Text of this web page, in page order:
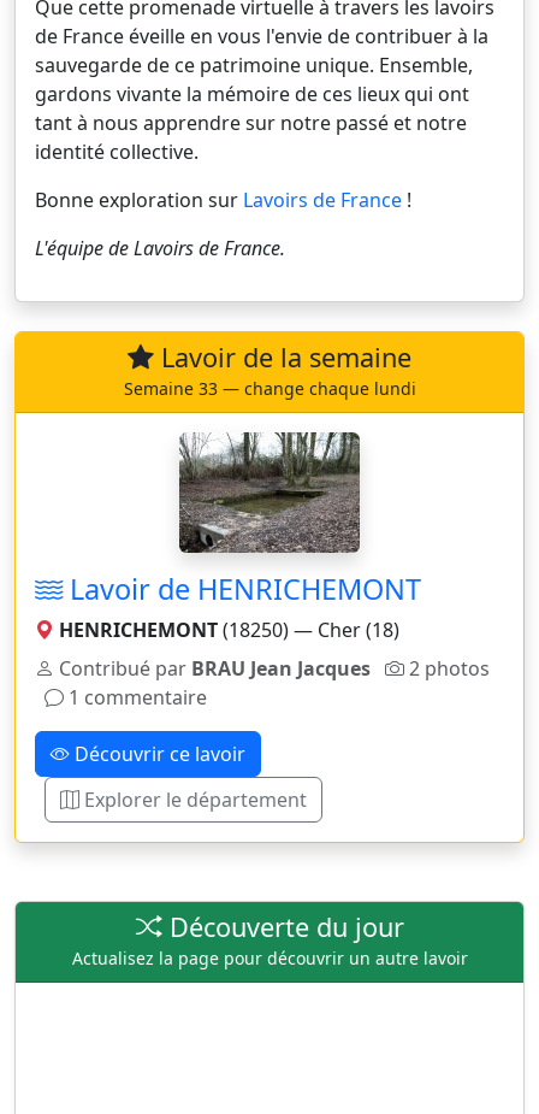
Que cette promenade virtuelle à travers les lavoirs
de France éveille en vous l'envie de contribuer à la
sauvegarde de ce patrimoine unique. Ensemble,
gardons vivante la mémoire de ces lieux qui ont
tant à nous apprendre sur notre passé et notre
identité collective.
Bonne exploration sur Lavoirs de France !
L'équipe deLavoirs de France.
Lavoir de la semaine
Semaine 33 — change chaque lundi
Lavoir de HENRICHEMONT
HENRICHEMONT(18250) — Cher (18)
Contribué par BRAU Jean Jacques
2 photos
1 commentaire
Découvrir ce lavoir
Explorer le département
Découverte du jour
Actualisez la page pour découvrir un autre lavoir